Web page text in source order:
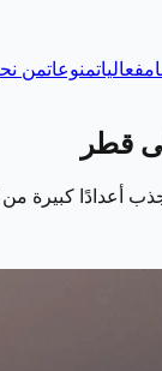
فعالياتمنوعاتمن
قطر
كنت تفكر في السفر إليها،